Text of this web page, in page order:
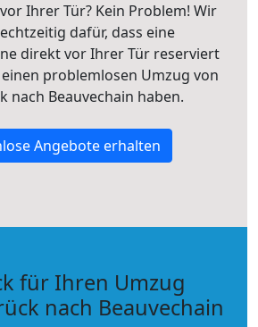
Ihrer Tür? Kein Problem! Wir
dafür, dass eine
direkt vor Ihrer Tür reserviert
problemlosen Umzug von
nach Beauvechain haben.
Angebote erhalten
für Ihren Umzug
nach Beauvechain